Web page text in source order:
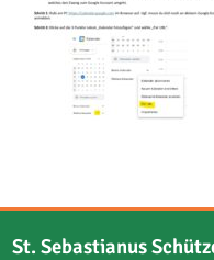
St. Sebastianus